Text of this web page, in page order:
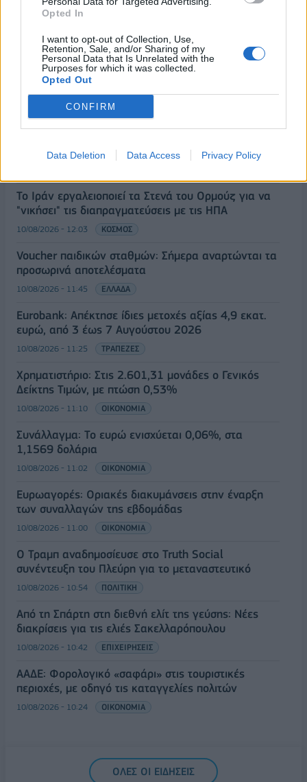
Opted In
I want to opt-out of Collection, Use,
Retention, Sale, and/or Sharing of my
Personal Data that Is Unrelated with the
Purposes for which it was collected.
Opted Out
CONFIRM
Data Deletion Data Access Privacy Policy
ΡΟΗ ΕΙΔΗΣΕΩΝ
Επενδύσεις άνω του 1 δισ. ευρώ στη Δυτική Ευρώπη
Το Ιράν εργαλειοποιεί τα Στενά του Ορμούζ για να
"νικήσει" τις διαπραγματεύσεις με τις ΗΠΑ
10/08/2026 - 12:03 ΚΟΣΜΟΣ
Voucher παιδικών σταθμών: Σήμερα αναρτώνται τα
προσωρινά αποτελέσματα
10/08/2026 - 11:45 ΕΛΛΑΔΑ
Eurobank: Απέκτησε ίδιες μετοχές αξίας 4,9 εκατ.
ευρώ, από 3 έως 7 Αυγούστου 2026
10/08/2026 - 11:25 ΤΡΑΠΕΖΕΣ
Χρηματιστήριο: Στις 2.601,31 μονάδες ο Γενικός
Δείκτης Τιμών, με πτώση 0,53%
10/08/2026 - 11:10 ΟΙΚΟΝΟΜΙΑ
Συνάλλαγμα: Το ευρώ ενισχύεται 0,06%, στα
1,1569 δολάρια
10/08/2026 - 11:02 ΟΙΚΟΝΟΜΙΑ
Ευρωαγορές: Οριακές διακυμάνσεις στην έναρξη
των συναλλαγών της εβδομάδας
10/08/2026 - 11:00 ΟΙΚΟΝΟΜΙΑ
Ο Τραμπ αναδημοσίευσε στο Truth Social
συνέντευξη του Πλεύρη για το μεταναστευτικό
10/08/2026 - 10:54 ΠΟΛΙΤΙΚΗ
Από τη Σπάρτη στη διεθνή ελίτ της γεύσης: Νέες
διακρίσεις για τις ελιές Σακελλαρόπουλου
10/08/2026 - 10:42 ΕΠΙΧΕΙΡΗΣΕΙΣ
ΑΑΔΕ: Φορολογικό «σαφάρι» στις τουριστικές
περιοχές, με οδηγό τις καταγγελίες πολιτών
10/08/2026 - 10:24 ΟΙΚΟΝΟΜΙΑ
ΟΛΕΣ ΟΙ ΕΙΔΗΣΕΙΣ